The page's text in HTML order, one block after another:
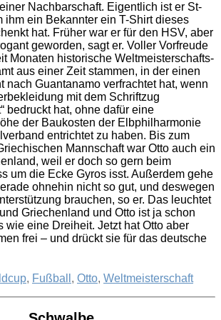
Nachbarschaft. Eigentlich ist er St-
ihm ein Bekannter ein T-Shirt dieses
hat. Früher war er für den HSV, aber
geworden, sagt er. Voller Vorfreude
Monaten historische Weltmeisterschafts-
aus einer Zeit stammen, in der einen
nach Guantanamo verfrachtet hat, wenn
mit dem Schriftzug
bedruckt hat, ohne dafür eine
der Baukosten der Elbphilharmonie
entrichtet zu haben. Bis zum
Mannschaft war Otto auch ein
weil er doch so gern beim
um die Ecke Gyros isst. Außerdem gehe
ohnehin nicht so gut, und deswegen
brauchen, so er. Das leuchtet
Griechenland und Otto ist ja schon
wie eine Dreiheit. Jetzt hat Otto aber
frei – und drückt sie für das deutsche
, Fußball , Otto, Weltmeisterschaft